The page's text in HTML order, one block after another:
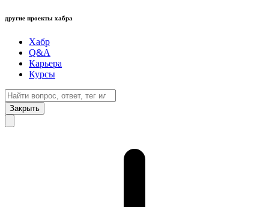
другие проекты хабра
Хабр
Q&A
Карьера
Курсы
Закрыть